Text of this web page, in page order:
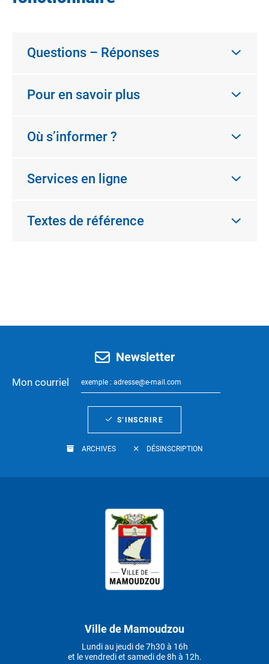
Questions – Réponses
Pour en savoir plus
Où s’informer ?
Services en ligne
Textes de référence
Newsletter
Mon courriel
S’INSCRIRE
ARCHIVES DÉSINSCRIPTION
Ville de Mamoudzou
Lundi au jeudi de 7h30 à 16h
et le vendredi et samedi de 8h à 12h.